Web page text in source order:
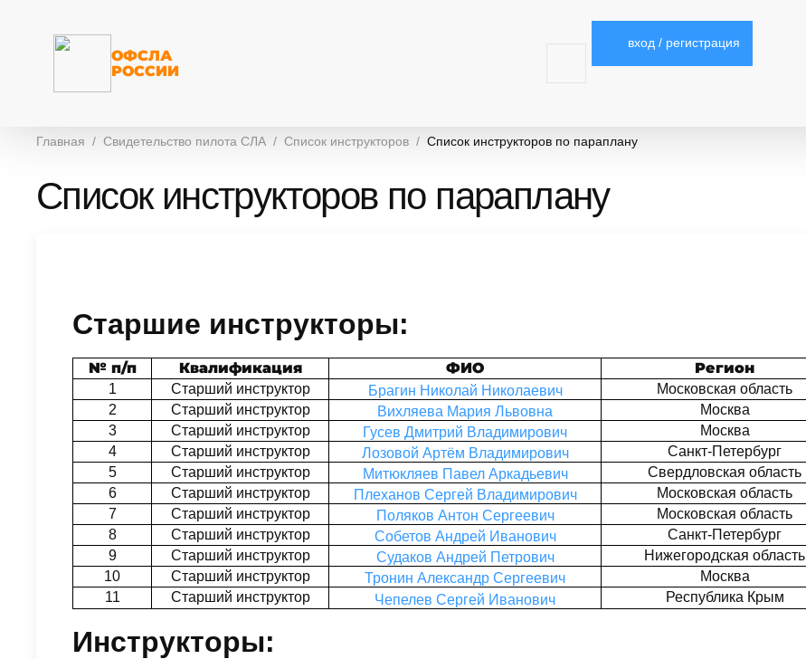
ОФСЛА
РОССИИ
вход / регистрация
Главная Свидетельство пилота СЛА Список инструкторов Список инструкторов по параплану
Список инструкторов по параплану
Старшие инструкторы:
№ п/п Квалификация ФИО Регион
1 Старший инструктор Брагин Николай Николаевич Московская область
2
Старший инструктор Вихляева Мария Львовна Москва
3
Старший инструктор Гусев Дмитрий Владимирович Москва
4
Старший инструктор Лозовой Артём Владимирович Санкт-Петербург
5
Старший инструктор Митюкляев Павел Аркадьевич Свердловская область
6
Старший инструктор Плеханов Сергей Владимирович Московская область
7
Старший инструктор Поляков Антон Сергеевич Московская область
8
Старший инструктор Собетов Андрей Иванович Санкт-Петербург
9
Старший инструктор Судаков Андрей Петрович Нижегородская область
10
Старший инструктор Тронин Александр Сергеевич Москва
11
Старший инструктор Чепелев Сергей Иванович Республика Крым
Инструкторы: